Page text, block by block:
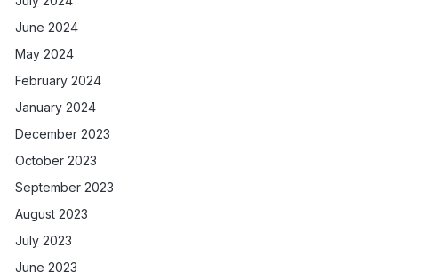
June 2024
May 2024
February 2024
January 2024
December 2023
October 2023
September 2023
August 2023
July 2023
June 2023